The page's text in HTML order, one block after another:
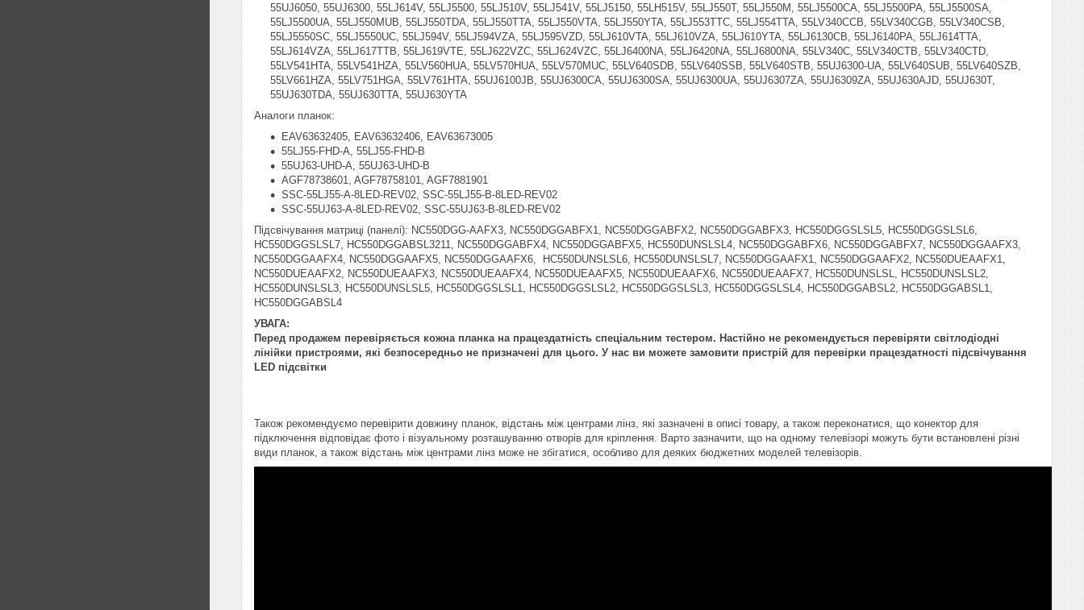
55UJ6050, 55UJ6300, 55LJ614V, 55LJ5500, 55LJ510V, 55LJ541V, 55LJ5150, 55LH515V, 55LJ550T, 55LJ550M, 55LJ5500CA, 55LJ5500PA, 55LJ5500SA,
55LJ5500UA, 55LJ550MUB, 55LJ550TDA, 55LJ550TTA, 55LJ550VTA, 55LJ550YTA, 55LJ553TTC, 55LJ554TTA, 55LV340CCB, 55LV340CGB, 55LV340CSB,
55LJ5550SC, 55LJ5550UC, 55LJ594V, 55LJ594VZA, 55LJ595VZD, 55LJ610VTA, 55LJ610VZA, 55LJ610YTA, 55LJ6130CB, 55LJ6140PA, 55LJ614TTA,
55LJ614VZA, 55LJ617TTB, 55LJ619VTE, 55LJ622VZC, 55LJ624VZC, 55LJ6400NA, 55LJ6420NA, 55LJ6800NA, 55LV340C, 55LV340CTB, 55LV340CTD,
55LV541HTA, 55LV541HZA, 55LV560HUA, 55LV570HUA, 55LV570MUC, 55LV640SDB, 55LV640SSB, 55LV640STB, 55UJ6300-UA, 55LV640SUB, 55LV640SZB,
55LV661HZA, 55LV751HGA, 55LV761HTA, 55UJ6100JB, 55UJ6300CA, 55UJ6300SA, 55UJ6300UA, 55UJ6307ZA, 55UJ6309ZA, 55UJ630AJD, 55UJ630T,
55UJ630TDA, 55UJ630TTA, 55UJ630YTA
Аналоги планок:
EAV63632405, EAV63632406, EAV63673005
55LJ55-FHD-A, 55LJ55-FHD-B
55UJ63-UHD-A, 55UJ63-UHD-B
AGF78738601, AGF78758101, AGF7881901
SSC-55LJ55-A-8LED-REV02, SSC-55LJ55-B-8LED-REV02
SSC-55UJ63-A-8LED-REV02, SSC-55UJ63-B-8LED-REV02
Підсвічування матриці (панелі): NC550DGG-AAFX3, NC550DGGABFX1, NC550DGGABFX2, NC550DGGABFX3, HC550DGGSLSL5, HC550DGGSLSL6,
HC550DGGSLSL7, HC550DGGABSL3211, NC550DGGABFX4, NC550DGGABFX5, HC550DUNSLSL4, NC550DGGABFX6, NC550DGGABFX7, NC550DGGAAFX3,
NC550DGGAAFX4, NC550DGGAAFX5, NC550DGGAAFX6, HC550DUNSLSL6, HC550DUNSLSL7, NC550DGGAAFX1, NC550DGGAAFX2, NC550DUEAAFX1,
NC550DUEAAFX2, NC550DUEAAFX3, NC550DUEAAFX4, NC550DUEAAFX5, NC550DUEAAFX6, NC550DUEAAFX7, HC550DUNSLSL, HC550DUNSLSL2,
HC550DUNSLSL3, HC550DUNSLSL5, HC550DGGSLSL1, HC550DGGSLSL2, HC550DGGSLSL3, HC550DGGSLSL4, HC550DGGABSL2, HC550DGGABSL1,
HC550DGGABSL4
УВАГА:
Перед продажем перевіряється кожна планка на працездатність спеціальним тестером. Настійно не рекомендується перевіряти світлодіодні
лінійки пристроями, які безпосередньо не призначені для цього. У нас ви можете замовити пристрій для перевірки працездатності підсвічування
LED підсвітки
Також рекомендуємо перевірити довжину планок, відстань між центрами лінз, які зазначені в описі товару, а також переконатися, що конектор для
підключення відповідає фото і візуальному розташуванню отворів для кріплення. Варто зазначити, що на одному телевізорі можуть бути встановлені різні
види планок, а також відстань між центрами лінз може не збігатися, особливо для деяких бюджетних моделей телевізорів.